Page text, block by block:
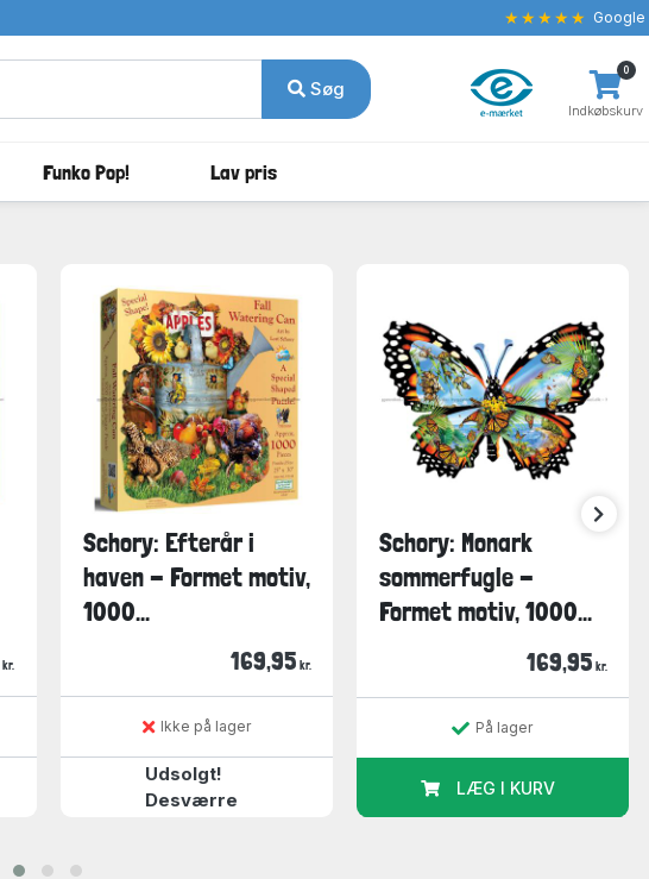
★★★★★ Google
Søg
Indkøbskurv
0
Funko Pop! Lav pris
kr.
Schory: Efterår i
haven - Formet motiv,
1000...
169,95 kr.
Ikke på lager
Udsolgt!
Desværre
Schory: Monark
sommerfugle -
Formet motiv, 1000...
169,95 kr.
På lager
LÆG I KURV